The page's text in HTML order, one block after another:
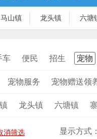
马山镇 龙头镇 六塘
车 便民 招生 宠物
宠物服务 宠物赠送领
龙头镇 六塘镇
消筛选 显示方式：